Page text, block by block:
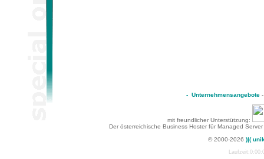
- Unternehmensangebote
mit freundlicher Unterstützung:
Der österreichische Business Hoster für Managed
© 2000-2026 )|(